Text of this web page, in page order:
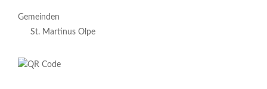
Gemeinden
St. Martinus Olpe